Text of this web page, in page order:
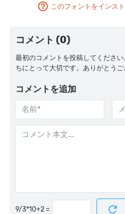
このフォントをインス
コメント (0)
最初のコメントを投稿してくださ
ちにとって大切です。ありがとうご
コメントを追加
=